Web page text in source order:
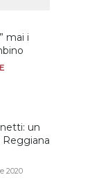
mai i
un
2020